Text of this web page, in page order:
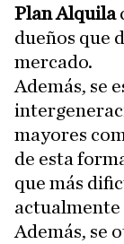
Plan Alquila
dueños que
mercado.
Además, se
mayores
de esta
que más
actualmente
Además, se